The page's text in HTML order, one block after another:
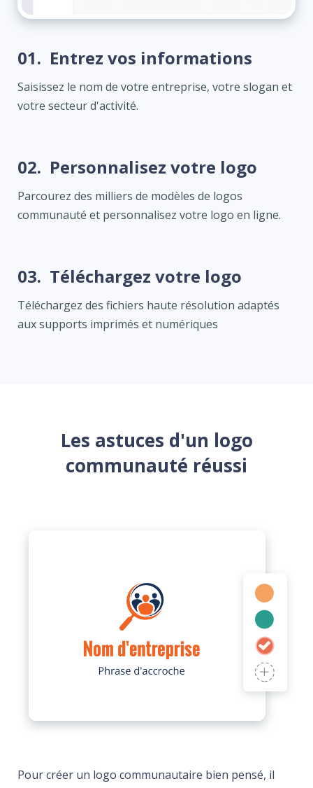
01. Entrez vos informations
Saisissez le nom de votre entreprise, votre slogan et
votre secteur d'activité.
02. Personnalisez votre logo
Parcourez des milliers de modèles de logos
communauté et personnalisez votre logo en ligne.
03. Téléchargez votre logo
Téléchargez des fichiers haute résolution adaptés
aux supports imprimés et numériques
Les astuces d'un logo
communauté réussi
Pour créer un logo communautaire bien pensé, il